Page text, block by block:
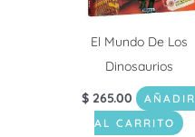
El Mundo De Los
Dinosaurios
$ 265.00
AÑADIR
AL CARRITO